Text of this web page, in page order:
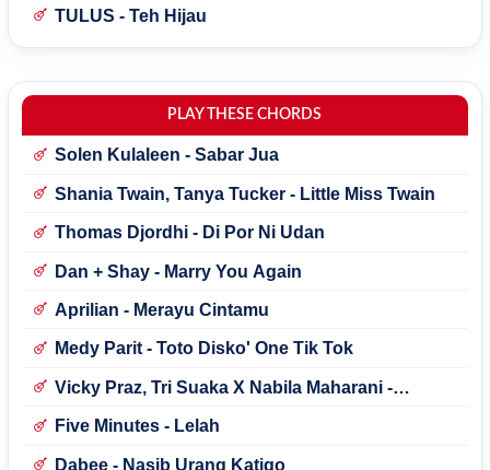
TULUS - Teh Hijau
PLAY THESE CHORDS
Solen Kulaleen - Sabar Jua
Shania Twain, Tanya Tucker - Little Miss Twain
Thomas Djordhi - Di Por Ni Udan
Dan + Shay - Marry You Again
Aprilian - Merayu Cintamu
Medy Parit - Toto Disko' One Tik Tok
Vicky Praz, Tri Suaka X Nabila Maharani -
Five Minutes - Lelah
Dabee - Nasib Urang Katigo